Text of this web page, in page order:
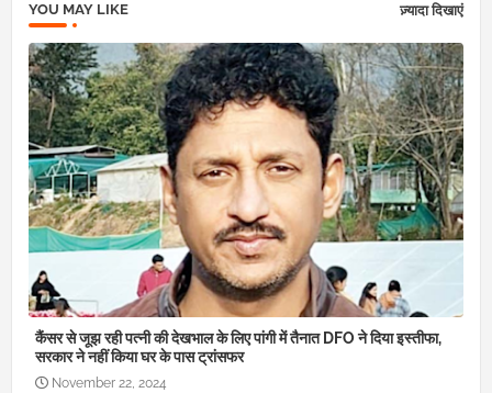
YOU MAY LIKE ज़्यादा दिखाएं
कैंसर से जूझ रही पत्नी की देखभाल के लिए पांगी में तैनात DFO ने दिया इस्तीफा,
सरकार ने नहीं किया घर के पास ट्रांसफर
November 22, 2024